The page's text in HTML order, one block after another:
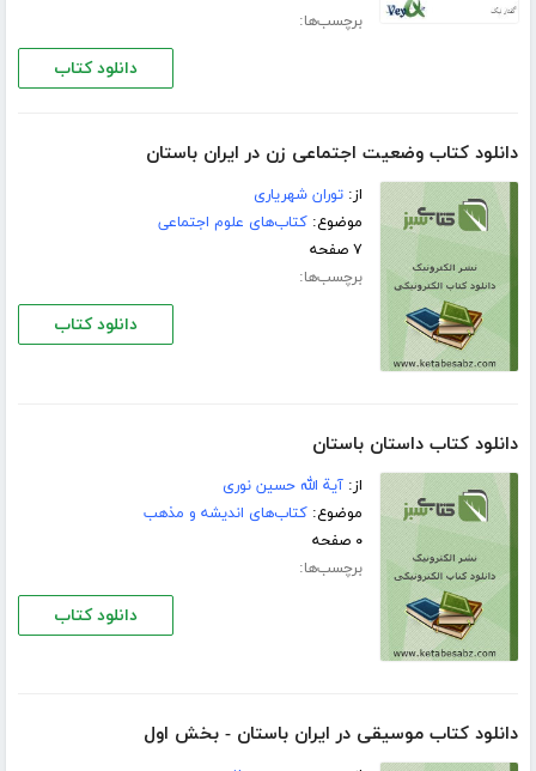
برچسب‌ها:
دانلود کتاب
دانلود کتاب وضعیت اجتماعی زن در ایران باستان
از:توران شهریاری
موضوع:کتاب‌های علوم اجتماعی
۷ صفحه
برچسب‌ها:
دانلود کتاب
دانلود کتاب داستان باستان
از:آية الله حسين نورى
موضوع:کتاب‌های اندیشه و مذهب
۰ صفحه
برچسب‌ها:
دانلود کتاب
دانلود کتاب موسیقی در ایران باستان - بخش اول